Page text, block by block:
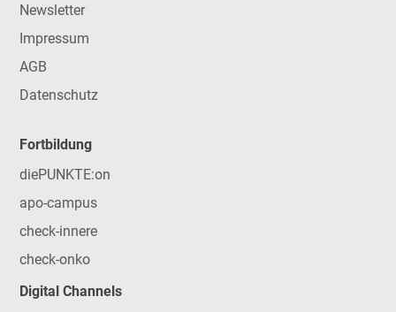
Newsletter
Impressum
AGB
Datenschutz
Fortbildung
diePUNKTE:on
apo-campus
check-innere
check-onko
Digital Channels